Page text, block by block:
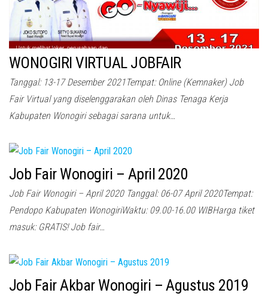
WONOGIRI VIRTUAL JOBFAIR
Tanggal: 13-17 Desember 2021Tempat: Online (Kemnaker) Job
Fair Virtual yang diselenggarakan oleh Dinas Tenaga Kerja
Kabupaten Wonogiri sebagai sarana untuk…
Job Fair Wonogiri – April 2020
Job Fair Wonogiri – April 2020 Tanggal: 06-07 April 2020Tempat:
Pendopo Kabupaten WonogiriWaktu: 09.00-16.00 WIBHarga tiket
masuk: GRATIS! Job fair…
Job Fair Akbar Wonogiri – Agustus 2019